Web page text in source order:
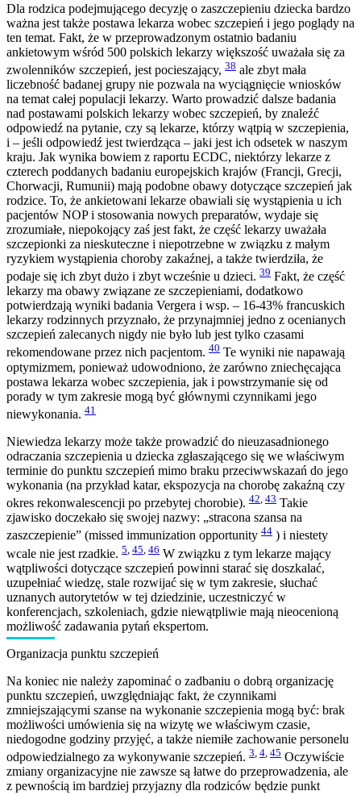
Dla rodzica podejmującego decyzję o zaszczepieniu dziecka bardzo
ważna jest także postawa lekarza wobec szczepień i jego poglądy na
ten temat. Fakt, że w przeprowadzonym ostatnio badaniu
ankietowym wśród 500 polskich lekarzy większość uważała się za
zwolenników szczepień, jest pocieszający, 38 ale zbyt mała
liczebność badanej grupy nie pozwala na wyciągnięcie wniosków
na temat całej populacji lekarzy. Warto prowadzić dalsze badania
nad postawami polskich lekarzy wobec szczepień, by znaleźć
odpowiedź na pytanie, czy są lekarze, którzy wątpią w szczepienia,
i – jeśli odpowiedź jest twierdząca – jaki jest ich odsetek w naszym
kraju. Jak wynika bowiem z raportu ECDC, niektórzy lekarze z
czterech poddanych badaniu europejskich krajów (Francji, Grecji,
Chorwacji, Rumunii) mają podobne obawy dotyczące szczepień jak
rodzice. To, że ankietowani lekarze obawiali się wystąpienia u ich
pacjentów NOP i stosowania nowych preparatów, wydaje się
zrozumiałe, niepokojący zaś jest fakt, że część lekarzy uważała
szczepionki za nieskuteczne i niepotrzebne w związku z małym
ryzykiem wystąpienia choroby zakaźnej, a także twierdziła, że
podaje się ich zbyt dużo i zbyt wcześnie u dzieci. 39 Fakt, że część
lekarzy ma obawy związane ze szczepieniami, dodatkowo
potwierdzają wyniki badania Vergera i wsp. – 16-43% francuskich
lekarzy rodzinnych przyznało, że przynajmniej jedno z ocenianych
szczepień zalecanych nigdy nie było lub jest tylko czasami
rekomendowane przez nich pacjentom. 40 Te wyniki nie napawają
optymizmem, ponieważ udowodniono, że zarówno zniechęcająca
postawa lekarza wobec szczepienia, jak i powstrzymanie się od
porady w tym zakresie mogą być głównymi czynnikami jego
niewykonania. 41
Niewiedza lekarzy może także prowadzić do nieuzasadnionego
odraczania szczepienia u dziecka zgłaszającego się we właściwym
terminie do punktu szczepień mimo braku przeciwwskazań do jego
wykonania (na przykład katar, ekspozycja na chorobę zakaźną czy
okres rekonwalescencji po przebytej chorobie). 42, 43 Takie
zjawisko doczekało się swojej nazwy: „stracona szansa na
zaszczepienie” (missed immunization opportunity 44 ) i niestety
wcale nie jest rzadkie. 5 45 46 W związku z tym lekarze mający
wątpliwości dotyczące szczepień powinni starać się doszkalać,
uzupełniać wiedzę, stale rozwijać się w tym zakresie, słuchać
uznanych autorytetów w tej dziedzinie, uczestniczyć w
konferencjach, szkoleniach, gdzie niewątpliwie mają nieocenioną
możliwość zadawania pytań ekspertom.
Organizacja punktu szczepień
Na koniec nie należy zapominać o zadbaniu o dobrą organizację
punktu szczepień, uwzględniając fakt, że czynnikami
zmniejszającymi szanse na wykonanie szczepienia mogą być: brak
możliwości umówienia się na wizytę we właściwym czasie,
niedogodne godziny przyjęć, a także niemiłe zachowanie personelu
odpowiedzialnego za wykonywanie szczepień. 3, 4, 45 Oczywiście
zmiany organizacyjne nie zawsze są łatwe do przeprowadzenia, ale
z pewnością im bardziej przyjazny dla rodziców będzie punkt